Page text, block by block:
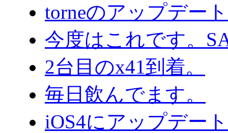
torneのアップデー
今度はこれです。
2台目のx41到着。
毎日飲んでます。
iOS4にアップデー